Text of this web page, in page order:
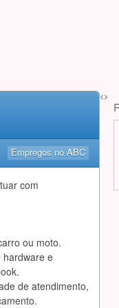
<>
Empregos no ABC
com
ou moto.
hardware e
de atendimento,